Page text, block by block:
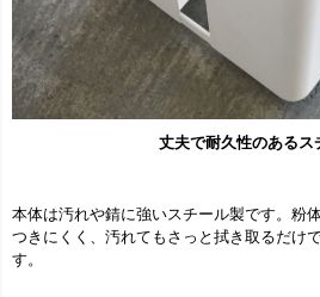
丈夫で耐久性のあるス
本体は汚れや錆に強いスチール製です。粉
つきにくく、汚れてもさっと拭き取るだけ
す。